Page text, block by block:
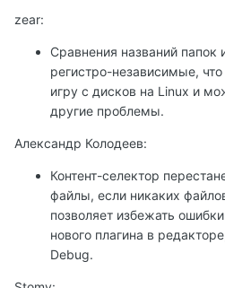
zear:
Сравнения названий папок
регистро-независимые, что
игру с дисков на Linux и
другие проблемы.
Александр Колодеев:
Контент-селектор
файлы, если никаких
позволяет избежать
нового плагина в
Debug.